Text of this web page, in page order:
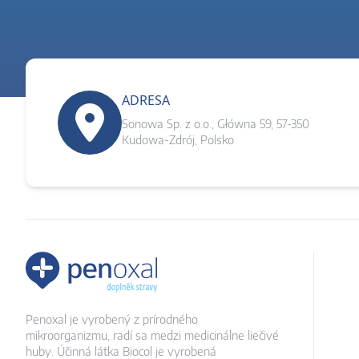
ADRESA
Sonowa Sp. z o.o., Główna 59, 57-350
Kudowa-Zdrój, Polsko
Penoxal je vyrobený z prírodného
mikroorganizmu, radí sa medzi medicinálne liečivé
huby. Účinná látka Biocol je vyrobená